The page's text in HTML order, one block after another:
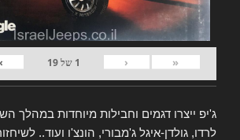
«
‹
1 של19
›
ג'יפ ייצרו דגמים וחבילות מיוחדות במהלך
לרדו, גולדן-איגל ג'מבורי, הונצ'ו ועוד..